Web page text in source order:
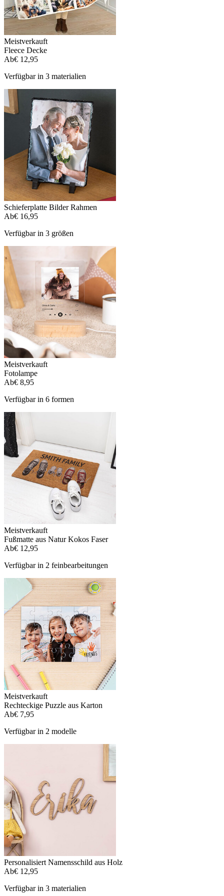
Meistverkauft
Fleece Decke
Ab€ 12,95
Verfügbar in 3 materialien
Schieferplatte Bilder Rahmen
Ab€ 16,95
Verfügbar in 3 größen
Meistverkauft
Fotolampe
Ab€ 8,95
Verfügbar in 6 formen
Meistverkauft
Fußmatte aus Natur Kokos Faser
Ab€ 12,95
Verfügbar in 2 feinbearbeitungen
Meistverkauft
Rechteckige Puzzle aus Karton
Ab€ 7,95
Verfügbar in 2 modelle
Personalisiert Namensschild aus Holz
Ab€ 12,95
Verfügbar in 3 materialien